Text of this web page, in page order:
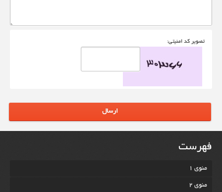
تصوير کد امنيتی:
ارسال
فهرست
منوی 1
منوی 2